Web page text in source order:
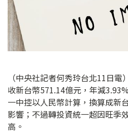
（中央社記者何秀玲台北11日
收新台幣571.14億元，年減
一中控以人民幣計算，換算成新
影響；不過轉投資統一超因旺季
高。